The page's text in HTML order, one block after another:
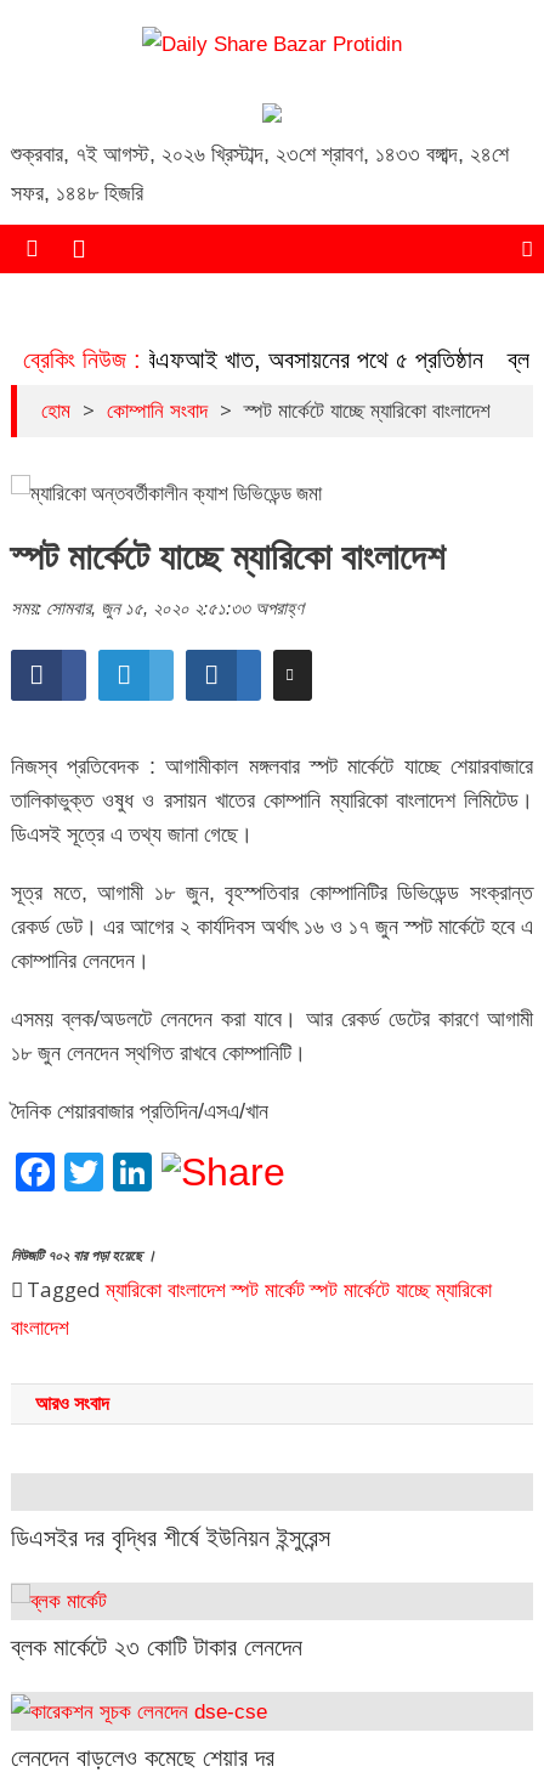
শুক্রবার, ৭ই আগস্ট, ২০২৬ খ্রিস্টাব্দ, ২৩শে শ্রাবণ, ১৪৩৩ বঙ্গাব্দ, ২৪শে
সফর, ১৪৪৮ হিজরি
ব্রেকিং নিউজ :
হচ্ছে এনবিএফআই খাত, অবসায়নের পথে ৫ প্রতিষ্ঠান ব্লক
হোম > কোম্পানি সংবাদ > স্পট মার্কেটে যাচ্ছে ম্যারিকো বাংলাদেশ
স্পট মার্কেটে যাচ্ছে ম্যারিকো বাংলাদেশ
সময়: সোমবার, জুন ১৫, ২০২০ ২:৫১:৩৩ অপরাহ্ণ
নিজস্ব প্রতিবেদক : আগামীকাল মঙ্গলবার স্পট মার্কেটে যাচ্ছে শেয়ারবাজারে
তালিকাভুক্ত ওষুধ ও রসায়ন খাতের কোম্পানি ম্যারিকো বাংলাদেশ লিমিটেড।
ডিএসই সূত্রে এ তথ্য জানা গেছে।
সূত্র মতে, আগামী ১৮ জুন, বৃহস্পতিবার কোম্পানিটির ডিভিডেন্ড সংক্রান্ত
রেকর্ড ডেট। এর আগের ২ কার্যদিবস অর্থাৎ ১৬ ও ১৭ জুন স্পট মার্কেটে হবে এ
কোম্পানির লেনদেন।
এসময় ব্লক/অডলটে লেনদেন করা যাবে। আর রেকর্ড ডেটের কারণে আগামী
১৮ জুন লেনদেন স্থগিত রাখবে কোম্পানিটি।
দৈনিক শেয়ারবাজার প্রতিদিন/এসএ/খান
Facebook
Twitter
LinkedIn
নিউজটি ৭০২ বার পড়া হয়েছে ।
Taggedম্যারিকো বাংলাদেশ স্পট মার্কেট স্পট মার্কেটে যাচ্ছে ম্যারিকো
বাংলাদেশ
আরও সংবাদ
ডিএসইর দর বৃদ্ধির শীর্ষে ইউনিয়ন ইন্সুরেন্স
ব্লক মার্কেটে ২৩ কোটি টাকার লেনদেন
লেনদেন বাড়লেও কমেছে শেয়ার দর